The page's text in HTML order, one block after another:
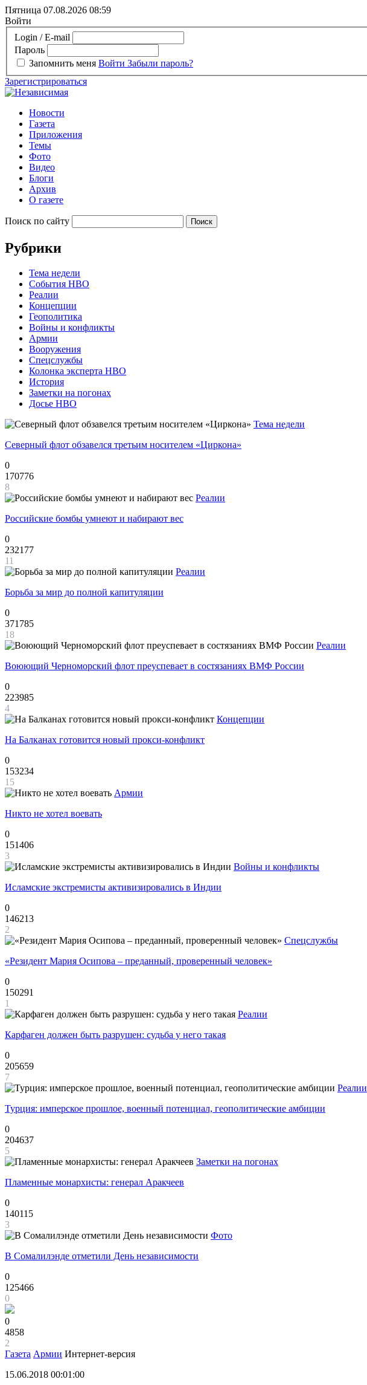
Пятница 07.08.2026 08:59
Войти
Login / E-mail
Пароль
Запомнить меня Войти Забыли пароль?
Зарегистрироваться
Новости
Газета
Приложения
Темы
Фото
Видео
Блоги
Архив
О газете
Поиск по сайту
Рубрики
Тема недели
События НВО
Реалии
Концепции
Геополитика
Войны и конфликты
Армии
Вооружения
Спецслужбы
Колонка эксперта НВО
История
Заметки на погонах
Досье НВО
Тема недели
Северный флот обзавелся третьим носителем «Циркона»
0
170776
8
Реалии
Российские бомбы умнеют и набирают вес
0
232177
11
Реалии
Борьба за мир до полной капитуляции
0
371785
18
Реалии
Воюющий Черноморский флот преуспевает в состязаниях ВМФ России
0
223985
4
Концепции
На Балканах готовится новый прокси-конфликт
0
153234
15
Армии
Никто не хотел воевать
0
151406
3
Войны и конфликты
Исламские экстремисты активизировались в Индии
0
146213
2
Спецслужбы
«Резидент Мария Осипова – преданный, проверенный человек»
0
150291
1
Реалии
Карфаген должен быть разрушен: судьба у него такая
0
205659
7
Реалии
Турция: имперское прошлое, военный потенциал, геополитические амбиции
0
204637
5
Заметки на погонах
Пламенные монархисты: генерал Аракчеев
0
140115
3
Фото
В Сомалилэнде отметили День независимости
0
125466
0
0
4858
2
Газета Армии Интернет-версия
15.06.2018 00:01:00